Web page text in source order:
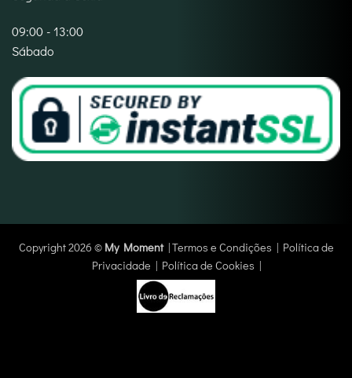
09:00 - 13:00
Sábado
Copyright 2026 © My Moment|Termos e Condições | Política de
Privacidade | Política de Cookies |